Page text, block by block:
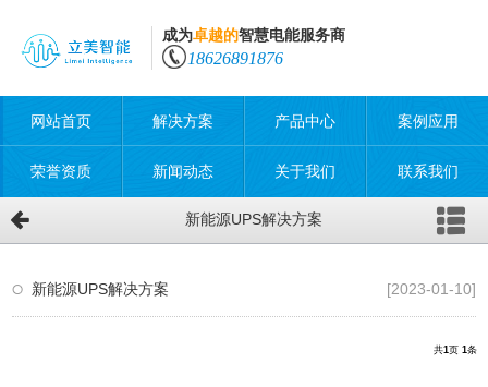
成为卓越的智慧电能服务商
18626891876
网站首页 解决方案 产品中心 案例应用
荣誉资质 新闻动态 关于我们 联系我们
新能源UPS解决方案
新能源UPS解决方案 [2023-01-10]
共1 页 1 条